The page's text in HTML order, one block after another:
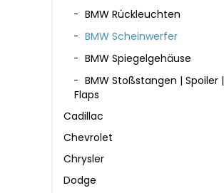
BMW Rückleuchten
BMW Scheinwerfer
BMW Spiegelgehäuse
BMW Stoßstangen | Spoiler |
Flaps
Cadillac
Chevrolet
Chrysler
Dodge